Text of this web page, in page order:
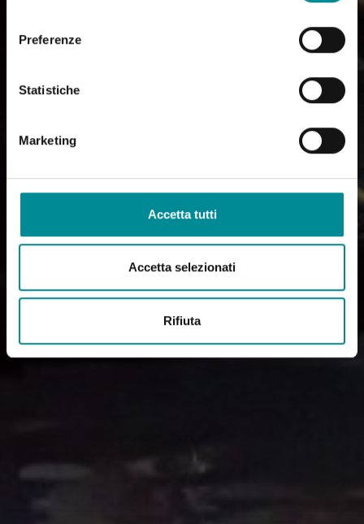
Preferenze
Statistiche
Marketing
Accetta tutti
Accetta selezionati
Rifiuta